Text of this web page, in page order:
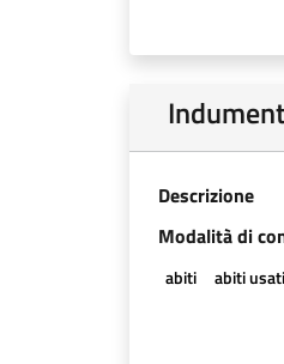
Descrizione
Modalità di
abiti abiti usati